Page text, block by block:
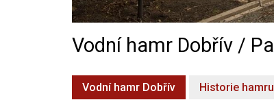
Vodní hamr Dobřív /
Vodní hamr Dobřív Historie hamru